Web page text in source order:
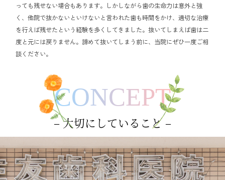
っても残せない場合もあります。しかしながら歯の生命力は意外と強
く、他院で抜かないといけないと言われた歯も時間をかけ、適切な治療
を行えば残せたという経験を多くしてきました。抜いてしまえば歯は二
度と元には戻りません。諦めて抜いてしまう前に、当院にぜひ一度ご相
談ください。
CONCEPT
– 大切にしていること –